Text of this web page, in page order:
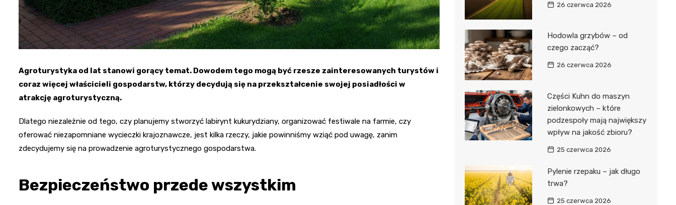
Agroturystyka od lat stanowi gorący temat. Dowodem tego mogą być rzesze zainteresowanych turystów i
coraz więcej właścicieli gospodarstw, którzy decydują się na przekształcenie swojej posiadłości w
atrakcję agroturystyczną.
Dlatego niezależnie od tego, czy planujemy stworzyć labirynt kukurydziany, organizować festiwale na farmie, czy
oferować niezapomniane wycieczki krajoznawcze, jest kilka rzeczy, jakie powinniśmy wziąć pod uwagę, zanim
zdecydujemy się na prowadzenie agroturystycznego gospodarstwa.
Bezpieczeństwo przede wszystkim
26 czerwca 2026
Hodowla grzybów – od
czego zacząć?
26 czerwca 2026
Części Kuhn do maszyn
zielonkowych – które
podzespoły mają największy
wpływ na jakość zbioru?
25 czerwca 2026
Pylenie rzepaku – jak długo
trwa?
25 czerwca 2026